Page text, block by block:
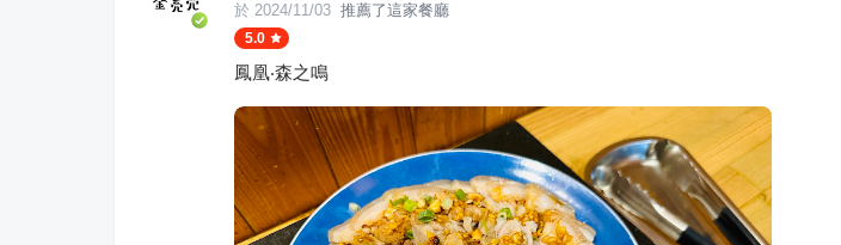
於 2024/11/03 推薦了這家餐廳
5.0
鳳凰‧森之鳴